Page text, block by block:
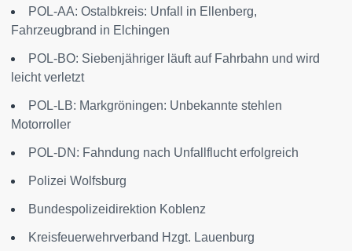
POL-AA: Ostalbkreis: Unfall in Ellenberg,
Fahrzeugbrand in Elchingen
POL-BO: Siebenjähriger läuft auf Fahrbahn und wird
leicht verletzt
POL-LB: Markgröningen: Unbekannte stehlen
Motorroller
POL-DN: Fahndung nach Unfallflucht erfolgreich
Polizei Wolfsburg
Bundespolizeidirektion Koblenz
Kreisfeuerwehrverband Hzgt. Lauenburg